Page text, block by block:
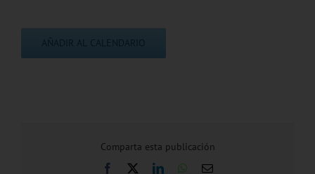
Comparta esta publicación
Facebook LinkedInWhatsApp
Correo